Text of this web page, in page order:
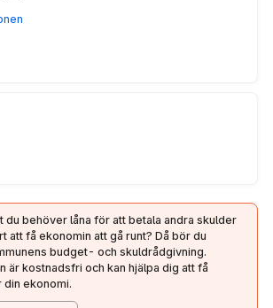
du behöver låna för att betala andra skulder
att få ekonomin att gå runt? Då bör du
budget- och skuldrådgivning.
är kostnadsfri och kan hjälpa dig att få
ekonomi.